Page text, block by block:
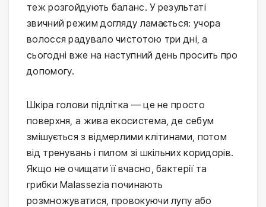
теж розгойдують баланс. У результаті
звичний режим догляду ламається: учора
волосся радувало чистотою три дні, а
сьогодні вже на наступний день просить про
допомогу.
Шкіра голови підлітка — це не просто
поверхня, а жива екосистема, де себум
змішується з відмерлими клітинами, потом
від тренувань і пилом зі шкільних коридорів.
Якщо не очищати її вчасно, бактерії та
грибки Malassezia починають
розмножуватися, провокуючи лупу або